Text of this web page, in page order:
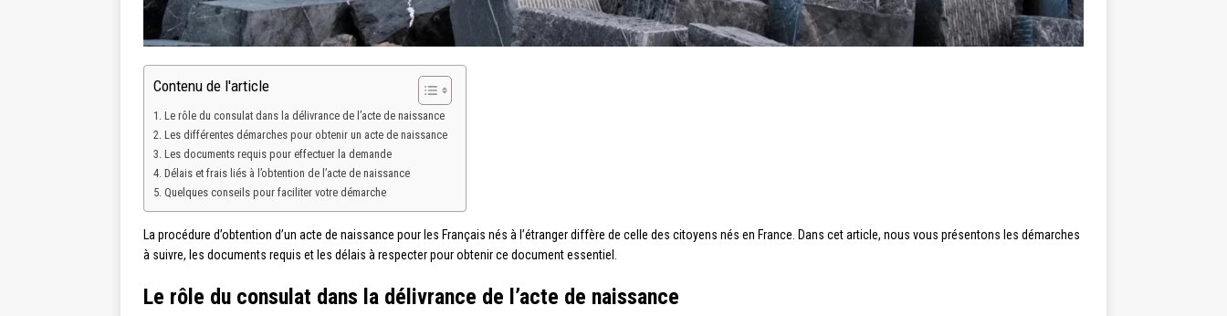
Contenu de l'article
Le rôle du consulat dans la délivrance de l’acte de naissance
Les différentes démarches pour obtenir un acte de naissance
Les documents requis pour effectuer la demande
Délais et frais liés à l’obtention de l’acte de naissance
Quelques conseils pour faciliter votre démarche
La procédure d’obtention d’un acte de naissance pour les Français nés à l’étranger diffère de celle des citoyens nés en France. Dans cet article, nous vous présentons les démarches
à suivre, les documents requis et les délais à respecter pour obtenir ce document essentiel.
Le rôle du consulat dans la délivrance de l’acte de naissance